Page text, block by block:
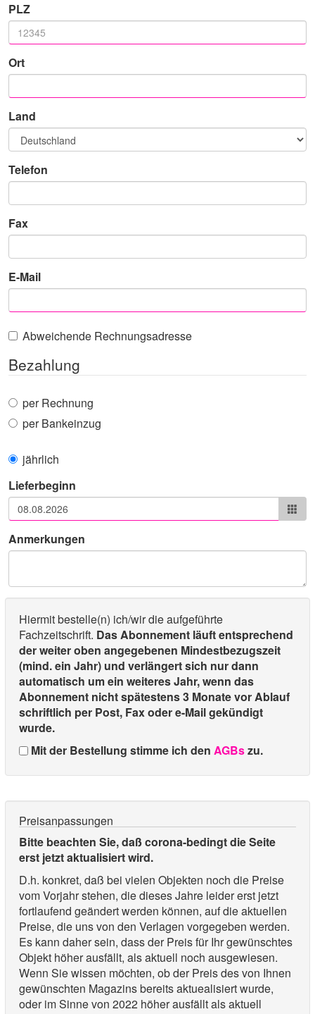
PLZ
Ort
Land
Telefon
Fax
E-Mail
Abweichende Rechnungsadresse
Bezahlung
per Rechnung
per Bankeinzug
jährlich
Lieferbeginn
Anmerkungen
Hiermit bestelle(n) ich/wir die aufgeführte
Fachzeitschrift. Das Abonnement läuft entsprechend
der weiter oben angegebenen Mindestbezugszeit
(mind. ein Jahr) und verlängert sich nur dann
automatisch um ein weiteres Jahr, wenn das
Abonnement nicht spätestens 3 Monate vor Ablauf
schriftlich per Post, Fax oder e-Mail gekündigt
wurde.
Mit der Bestellung stimme ich den AGBszu.
Preisanpassungen
Bitte beachten Sie, daß corona-bedingt die Seite
erst jetzt aktualisiert wird.
D.h. konkret, daß bei vielen Objekten noch die Preise
vom Vorjahr stehen, die dieses Jahre leider erst jetzt
fortlaufend geändert werden können, auf die aktuellen
Preise, die uns von den Verlagen vorgegeben werden.
Es kann daher sein, dass der Preis für Ihr gewünschtes
Objekt höher ausfällt, als aktuell noch ausgewiesen.
Wenn Sie wissen möchten, ob der Preis des von Ihnen
gewünschten Magazins bereits aktuealisiert wurde,
oder im Sinne von 2022 höher ausfällt als aktuell